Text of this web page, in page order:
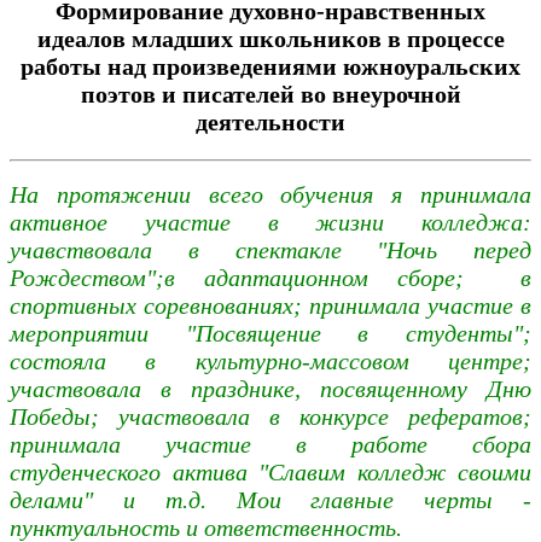
Формирование духовно-нравственных
идеалов младших школьников в процессе
работы над произведениями южноуральских
поэтов и писателей во внеурочной
деятельности
На протяжении всего обучения я принимала
активное участие в жизни колледжа:
учавствовала в спектакле "Ночь перед
Рождеством";в адаптационном сборе; в
спортивных соревнованиях; принимала участие в
мероприятии "Посвящение в студенты";
состояла в культурно-массовом центре;
участвовала в празднике, посвященному Дню
Победы; участвовала в конкурсе рефератов;
принимала участие в работе сбора
студенческого актива "Славим колледж своими
делами" и т.д. Мои главные черты -
пунктуальность и ответственность.